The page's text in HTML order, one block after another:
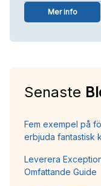
Mer info
Senaste
Fem exempel på
erbjuda fantastisk
Leverera
Omfattande Guide